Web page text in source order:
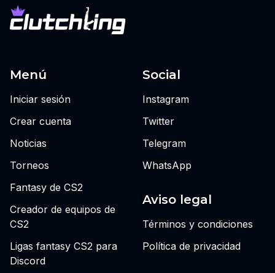
Menú
Iniciar sesión
Crear cuenta
Noticias
Torneos
Fantasy de CS2
Creador de equipos de
CS2
Ligas fantasy CS2 para
Discord
Social
Instagram
Twitter
Telegram
WhatsApp
Aviso legal
Términos y condiciones
Política de privacidad